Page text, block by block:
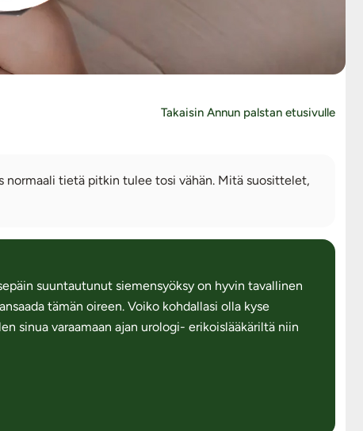
Takaisin Annun palstan etusivulle
normaali tietä pitkin tulee tosi vähän. Mitä suosittelet,
suuntautunut siemensyöksy on hyvin tavallinen
tämän oireen. Voiko kohdallasi olla kyse
sinua varaamaan ajan urologi- erikoislääkäriltä niin